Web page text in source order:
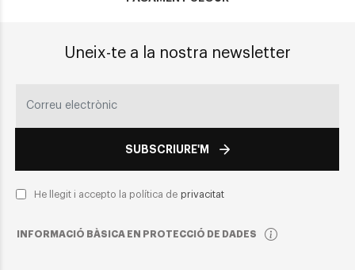
Uneix-te a la nostra newsletter
SUBSCRIURE'M
He llegit i accepto la política de privacitat
INFORMACIÓ BÀSICA EN PROTECCIÓ DE DADES